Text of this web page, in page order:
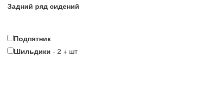
Задний ряд сидений
Подпятник
Шильдики - 2 + шт